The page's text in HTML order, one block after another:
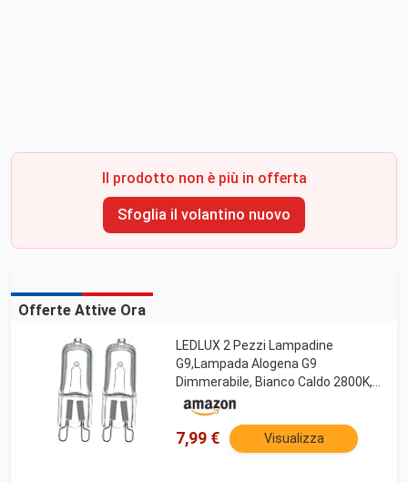
Il prodotto non è più in offerta
Sfoglia il volantino nuovo
Offerte Attive Ora
LEDLUX 2 Pezzi Lampadine
G9,Lampada Alogena G9
Dimmerabile, Bianco Caldo 2800K,
28W 370 Lumen
7,99 € Visualizza